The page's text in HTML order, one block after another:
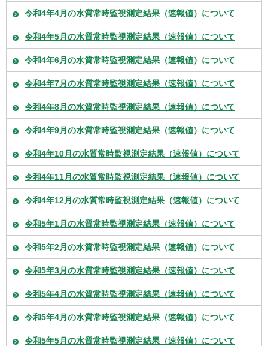
令和4年4月の水質常時監視測定結果（速報値）について
令和4年5月の水質常時監視測定結果（速報値）について
令和4年6月の水質常時監視測定結果（速報値）について
令和4年7月の水質常時監視測定結果（速報値）について
令和4年8月の水質常時監視測定結果（速報値）について
令和4年9月の水質常時監視測定結果（速報値）について
令和4年10月の水質常時監視測定結果（速報値）について
令和4年11月の水質常時監視測定結果（速報値）について
令和4年12月の水質常時監視測定結果（速報値）について
令和5年1月の水質常時監視測定結果（速報値）について
令和5年2月の水質常時監視測定結果（速報値）について
令和5年3月の水質常時監視測定結果（速報値）について
令和5年4月の水質常時監視測定結果（速報値）について
令和5年4月の水質常時監視測定結果（速報値）について
令和5年5月の水質常時監視測定結果（速報値）について